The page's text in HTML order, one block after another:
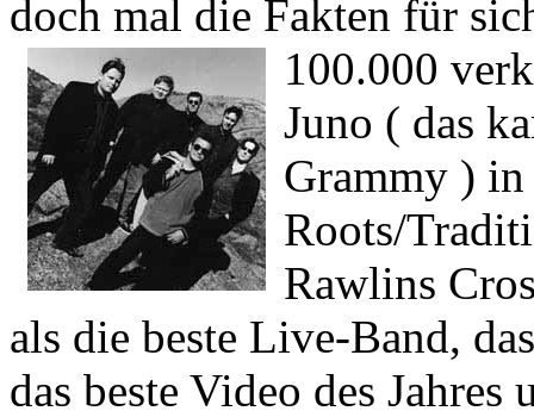
doch mal die Fakten für
100.000
Juno ( das
Grammy )
Roots/
Rawlins
als die beste Live-Band,
das beste Video des